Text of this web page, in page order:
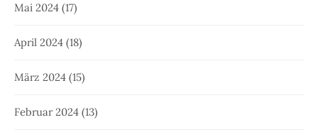
Mai 2024 (17)
April 2024 (18)
März 2024 (15)
Februar 2024 (13)